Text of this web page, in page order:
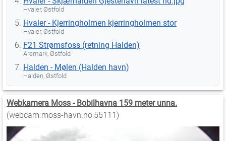
Hvaler, Østfold
Hvaler - Kjerringholmen kjerringholmen stor
Hvaler, Østfold
F21 Strømsfoss (retning Halden)
Aremark, Østfold
Halden - Mølen (Halden havn)
Halden, Østfold
Webkamera Moss - Bobilhavna 159 meter unna.
(webcam.moss-havn.no:55111)